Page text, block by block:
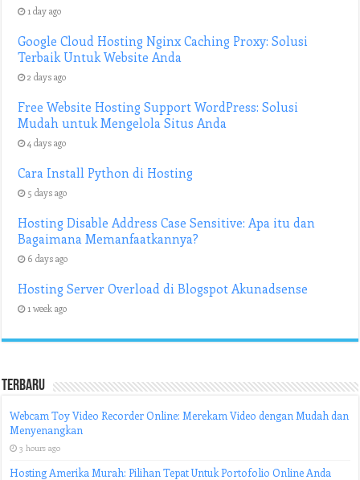
1 day ago
Google Cloud Hosting Nginx Caching Proxy: Solusi
Terbaik Untuk Website Anda
2 days ago
Free Website Hosting Support WordPress: Solusi
Mudah untuk Mengelola Situs Anda
4 days ago
Cara Install Python di Hosting
5 days ago
Hosting Disable Address Case Sensitive: Apa itu dan
Bagaimana Memanfaatkannya?
6 days ago
Hosting Server Overload di Blogspot Akunadsense
1 week ago
Terbaru
Webcam Toy Video Recorder Online: Merekam Video dengan Mudah dan
Menyenangkan
3 hours ago
Hosting Amerika Murah: Pilihan Tepat Untuk Portofolio Online Anda